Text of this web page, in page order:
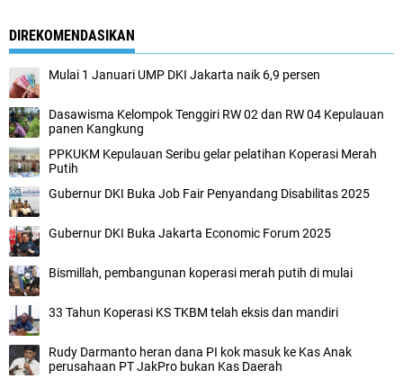
DIREKOMENDASIKAN
Mulai 1 Januari UMP DKI Jakarta naik 6,9 persen
Dasawisma Kelompok Tenggiri RW 02 dan RW 04 Kepulauan
panen Kangkung
PPKUKM Kepulauan Seribu gelar pelatihan Koperasi Merah
Putih
Gubernur DKI Buka Job Fair Penyandang Disabilitas 2025
Gubernur DKI Buka Jakarta Economic Forum 2025
Bismillah, pembangunan koperasi merah putih di mulai
33 Tahun Koperasi KS TKBM telah eksis dan mandiri
Rudy Darmanto heran dana PI kok masuk ke Kas Anak
perusahaan PT JakPro bukan Kas Daerah